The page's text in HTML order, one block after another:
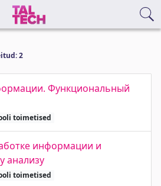
2
Функциональный
toimetised
информации и
анализу
toimetised